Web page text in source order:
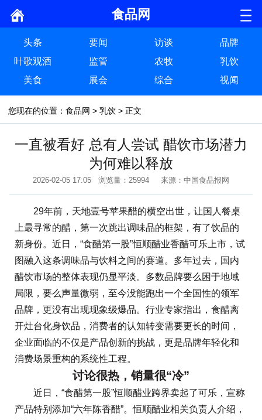
食品网
头条 要闻 访谈
品牌
叶歌观酒
监管 农牧
乳饮
美食
展会 综合 视闻
您现在的位置： 食品网 > 乳饮 > 正文
一直被看好 总有人尝试 醋饮市场潜力
为何难以释放
2026-02-05 17:05 浏览量：25994 来源：中国食品报网
29年前，天地壹号苹果醋的横空出世，让国人餐桌
上最寻常的醋，第一次跳出调味品的框架，有了饮品的
新身份。近日，“食醋第一股”恒顺醋业香醋可乐上市，试
图融入这条调味品与饮料之间的赛道。多年过去，国内
醋饮市场的整体表现仍显平淡。多数品牌要么困于地域
局限，要么声量微弱，至今没能跑出一个全国性的领军
品牌，更没有出现现象级爆品。行业专家指出，食醋离
开灶台化身饮品，消费者的认知转变需要更长的时间，
企业面临的不仅是产品创新的挑战，更是品牌年轻化和
消费场景重构的系统性工程。
讨论很热，销量很“冷”
近日，“食醋第一股”恒顺醋业跨界卖起了可乐，宣称
产品特别添加“六年陈香醋”。恒顺醋业相关负责人介绍，